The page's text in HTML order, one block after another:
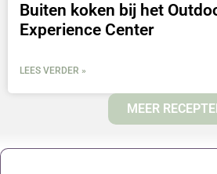
Buiten koken bij het
Experience Center
LEES VERDER »
MEER